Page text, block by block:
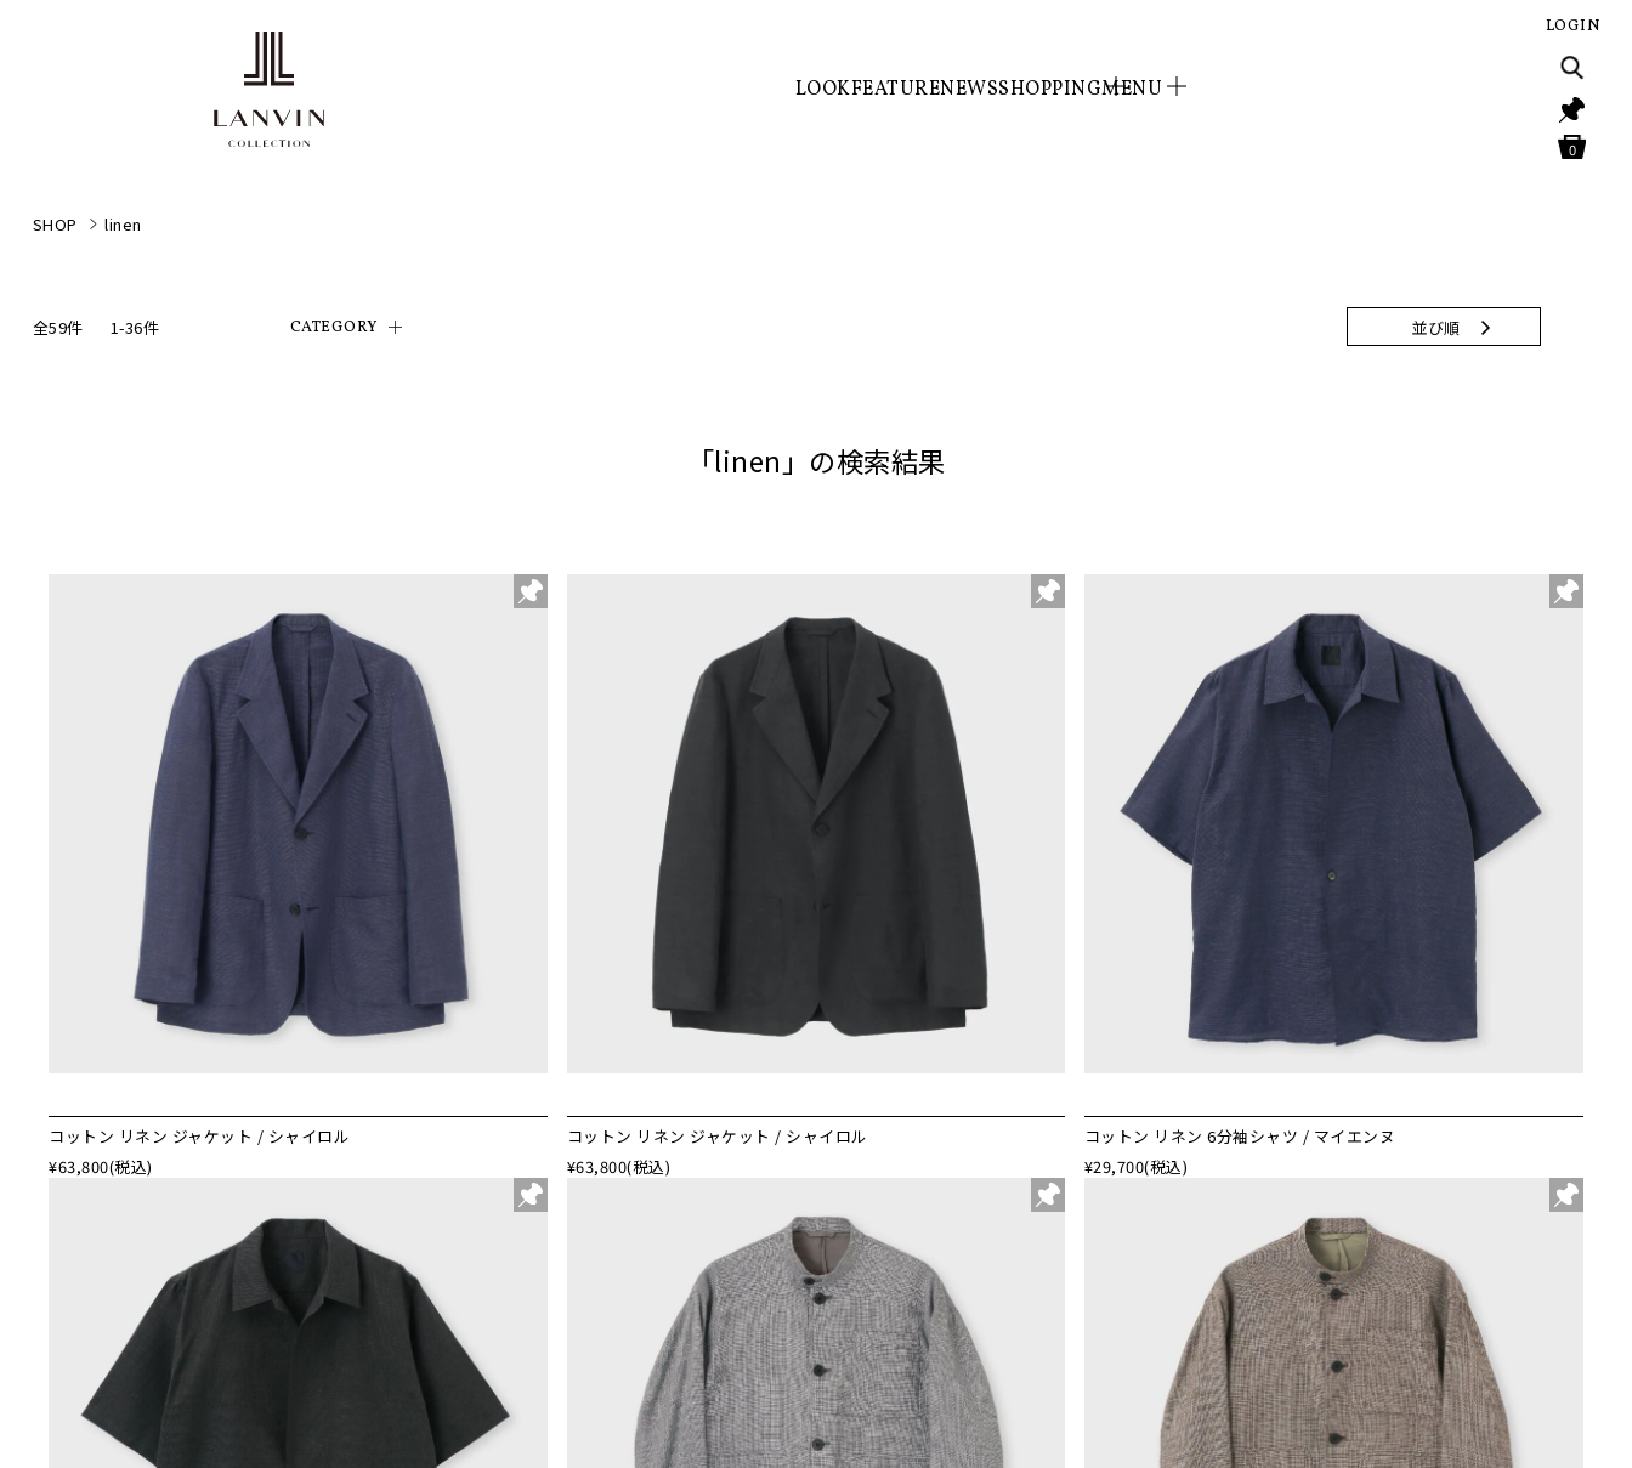
LOOKFEATURENEWSSHOPPINGMENU
LOGIN
0
SHOP linen
全59件 1-36件 CATEGORY 並び順
「linen」の検索結果
コットン リネン ジャケット / シャイロル
¥63,800(税込)
コットン リネン ジャケット / シャイロル
¥63,800(税込)
コットン リネン 6分袖シャツ / マイエンヌ
¥29,700(税込)